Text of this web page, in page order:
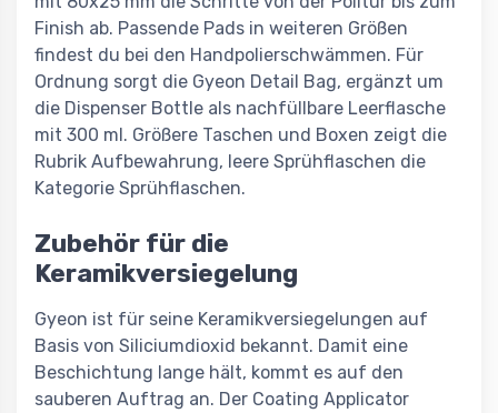
Finish ab. Passende Pads in weiteren Größen
findest du bei den Handpolierschwämmen. Für
Ordnung sorgt die Gyeon Detail Bag, ergänzt um
die Dispenser Bottle als nachfüllbare Leerflasche
mit 300 ml. Größere Taschen und Boxen zeigt die
Rubrik Aufbewahrung, leere Sprühflaschen die
Kategorie Sprühflaschen.
Zubehör für die
Keramikversiegelung
Gyeon ist für seine Keramikversiegelungen auf
Basis von Siliciumdioxid bekannt. Damit eine
Beschichtung lange hält, kommt es auf den
sauberen Auftrag an. Der Coating Applicator